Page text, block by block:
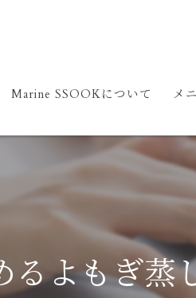
Marine SSOOKについて メ
るよもぎ蒸